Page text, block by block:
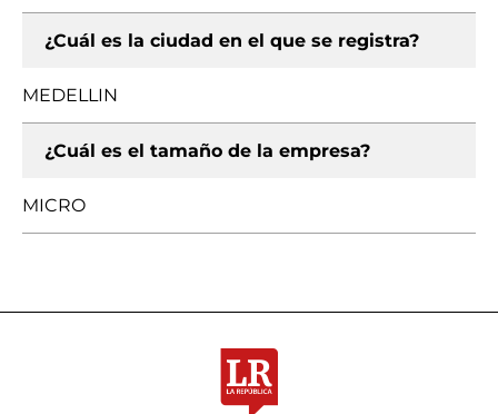
¿Cuál es la ciudad en el que se registra?
MEDELLIN
¿Cuál es el tamaño de la empresa?
MICRO